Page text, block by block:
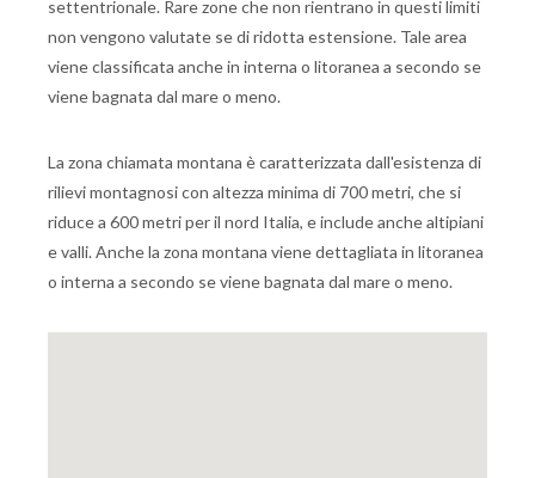
settentrionale. Rare zone che non rientrano in questi limiti
non vengono valutate se di ridotta estensione. Tale area
viene classificata anche in interna o litoranea a secondo se
viene bagnata dal mare o meno.
La zona chiamata montana è caratterizzata dall'esistenza di
rilievi montagnosi con altezza minima di 700 metri, che si
riduce a 600 metri per il nord Italia, e include anche altipiani
e valli. Anche la zona montana viene dettagliata in litoranea
o interna a secondo se viene bagnata dal mare o meno.